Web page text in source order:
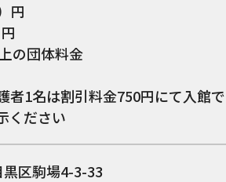
円
の団体料金
者1名は割引料金750円にて入館で
ください
区駒場4-3-33